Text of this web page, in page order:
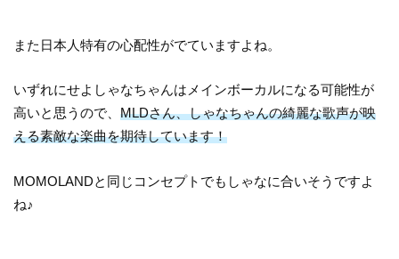
また日本人特有の心配性がでていますよね。
いずれにせよしゃなちゃんはメインボーカルになる可能性が
高いと思うので、MLDさん、しゃなちゃんの綺麗な歌声が映
える素敵な楽曲を期待しています！
MOMOLANDと同じコンセプトでもしゃなに合いそうですよ
ね♪